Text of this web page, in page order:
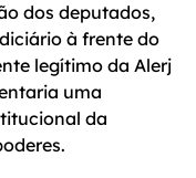
dos deputados,
à frente do
legítimo da Alerj
uma
da